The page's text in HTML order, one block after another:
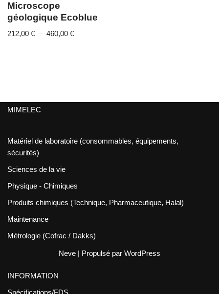
Microscope
géologique Ecoblue
212,00 € – 460,00 €
MIMELEC
Matériel de laboratoire (consommables, équipements,
sécurités)
Sciences de la vie
Physique - Chimiques
Produits chimiques (Technique, Pharmaceutique, Halal)
Maintenance
Métrologie (Cofrac / Dakks)
Neve | Propulsé par WordPress
INFORMATION
Spécifications/FDS